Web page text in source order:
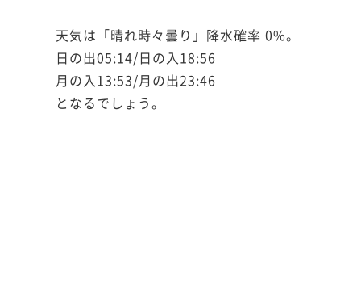
天気は「晴れ時々曇り」降水確率 0%。
日の出05:14/日の入18:56
月の入13:53/月の出23:46
となるでしょう。